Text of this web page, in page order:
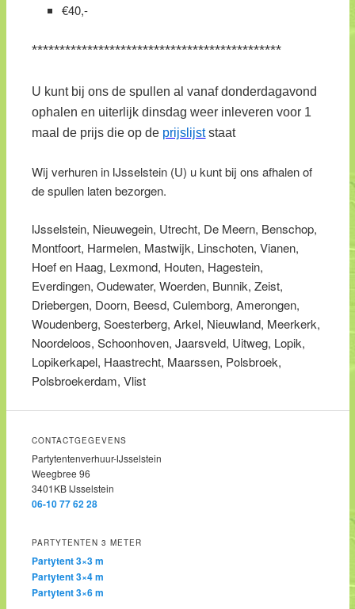
€40,-
*********************************************
U kunt bij ons de spullen al vanaf donderdagavond
ophalen en uiterlijk dinsdag weer inleveren voor 1
maal de prijs die op de prijslijststaat
Wij verhuren in IJsselstein (U) u kunt bij ons afhalen of
de spullen laten bezorgen.
IJsselstein, Nieuwegein, Utrecht, De Meern, Benschop,
Montfoort, Harmelen, Mastwijk, Linschoten, Vianen,
Hoef en Haag, Lexmond, Houten, Hagestein,
Everdingen, Oudewater, Woerden, Bunnik, Zeist,
Driebergen, Doorn, Beesd, Culemborg, Amerongen,
Woudenberg, Soesterberg, Arkel, Nieuwland, Meerkerk,
Noordeloos, Schoonhoven, Jaarsveld, Uitweg, Lopik,
Lopikerkapel, Haastrecht, Maarssen, Polsbroek,
Polsbroekerdam, Vlist
CONTACTGEGEVENS
Partytentenverhuur-IJsselstein
Weegbree 96
3401KB IJsselstein
06-10 77 62 28
PARTYTENTEN 3 METER
Partytent 3×3 m
Partytent 3×4 m
Partytent 3×6 m